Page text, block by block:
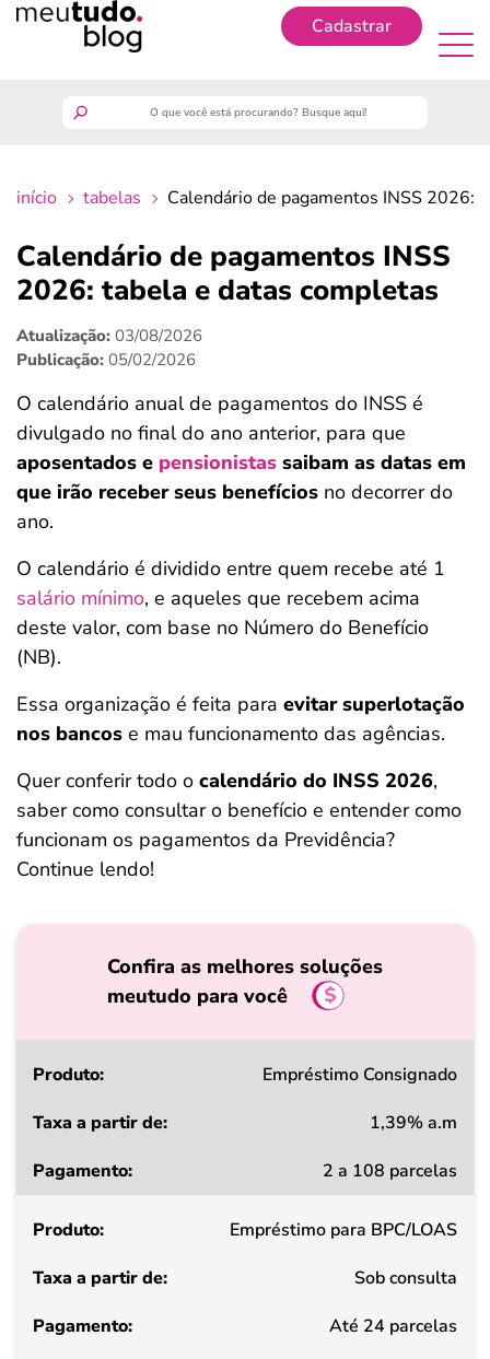
Cadastrar
finanças
benefícios
crédito fácil
últimas notícias
início tabelas Calendário de pagamentos INSS 2026:
Calendário de pagamentos INSS
2026: tabela e datas completas
Atualização: 03/08/2026
Publicação: 05/02/2026
O calendário anual de pagamentos do INSS é
divulgado no final do ano anterior, para que
aposentados e pensionistas saibam as datas em
que irão receber seus benefícios no decorrer do
ano.
O calendário é dividido entre quem recebe até 1
salário mínimo, e aqueles que recebem acima
deste valor, com base no Número do Benefício
(NB).
Essa organização é feita para evitar superlotação
nos bancos e mau funcionamento das agências.
Quer conferir todo o calendário do INSS 2026,
saber como consultar o benefício e entender como
funcionam os pagamentos da Previdência?
Continue lendo!
Confira as melhores soluções
meutudo para você
Produto
a
de
Pagamento
Empréstimo Consignado
1,39% a.m
2 a 108 parcelas
Empréstimo para BPC/LOAS
Sob consulta
Até 24 parcelas